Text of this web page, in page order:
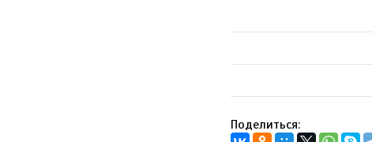
Поделиться: